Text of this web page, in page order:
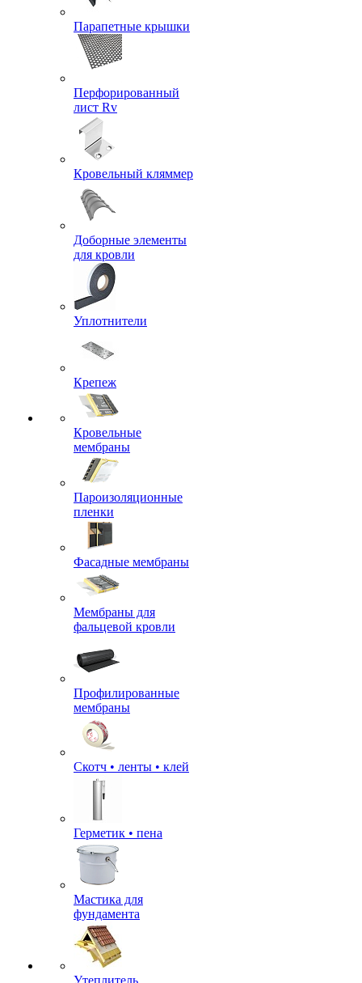
Парапетные крышки
Перфорированный
лист Rv
Кровельный кляммер
Доборные элементы
для кровли
Уплотнители
Крепеж
Кровельные
мембраны
Пароизоляционные
пленки
Фасадные мембраны
Мембраны для
фальцевой кровли
Профилированные
мембраны
Скотч • ленты • клей
Герметик • пена
Мастика для
фундамента
Утеплитель